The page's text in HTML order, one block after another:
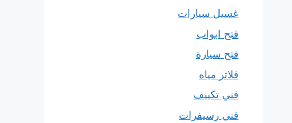
غسيل سيارات
فتح ابواب
فتح سيارة
فلاتر مياه
فني تكييف
فني رسيفرات